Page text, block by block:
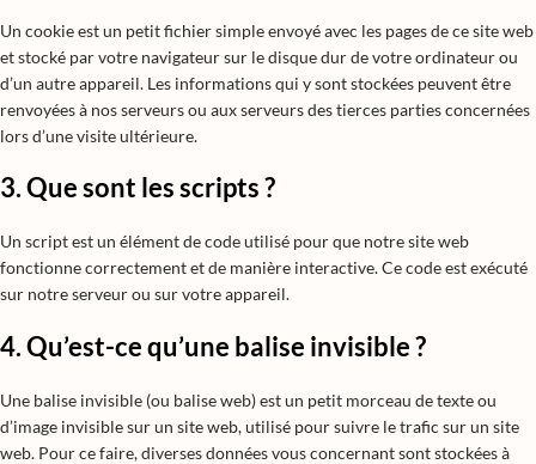
Un cookie est un petit fichier simple envoyé avec les pages de ce site web
et stocké par votre navigateur sur le disque dur de votre ordinateur ou
d’un autre appareil. Les informations qui y sont stockées peuvent être
renvoyées à nos serveurs ou aux serveurs des tierces parties concernées
lors d’une visite ultérieure.
3. Que sont les scripts ?
Un script est un élément de code utilisé pour que notre site web
fonctionne correctement et de manière interactive. Ce code est exécuté
sur notre serveur ou sur votre appareil.
4. Qu’est-ce qu’une balise invisible ?
Une balise invisible (ou balise web) est un petit morceau de texte ou
d’image invisible sur un site web, utilisé pour suivre le trafic sur un site
web. Pour ce faire, diverses données vous concernant sont stockées à